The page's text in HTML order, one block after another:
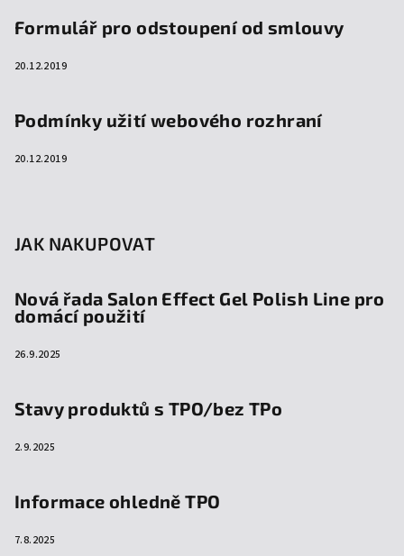
Formulář pro odstoupení od smlouvy
20.12.2019
Podmínky užití webového rozhraní
20.12.2019
JAK NAKUPOVAT
Nová řada Salon Effect Gel Polish Line pro
domácí použití
26.9.2025
Stavy produktů s TPO/bez TPo
2.9.2025
Informace ohledně TPO
7.8.2025